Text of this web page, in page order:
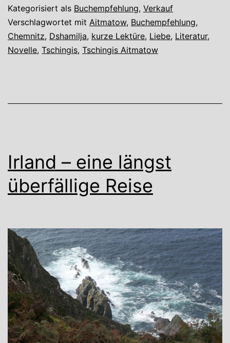
Aitmatow
Kategorisiert als Buchempfehlung, Verkauf
Verschlagwortet mit Aitmatow, Buchempfehlung,
Chemnitz, Dshamilja, kurze Lektüre, Liebe, Literatur,
Novelle, Tschingis, Tschingis Aitmatow
Irland – eine längst
überfällige Reise